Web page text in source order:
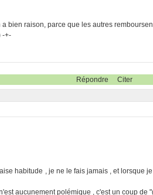
a bien raison, parce que les autres
-+-
Répondre Citer
habitude , je ne le fais jamais , et lorsque
aucunement polémique , c'est un coup